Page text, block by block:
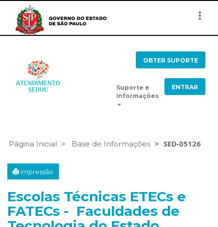
OBTER SUPORTE
Suporte e
Informações
ENTRAR
Página Inicial Base de Informações SED-05126
Impressão
Escolas Técnicas ETECs e
FATECs - Faculdades de